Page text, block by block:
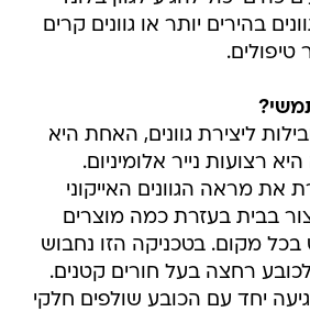
בהירים יותר או גוונים קרים
ליצירת גוונים, האחת היא
היא רצועות נייר אלומיניום.
את מראה הגוונים האייקוני
בבית בעזרת כמה מוצרים
בכל מקום. בטכניקה הזו נחבוש
רחצה בעל חורים קטנים.
יחד עם הכובע שולפים חלקי